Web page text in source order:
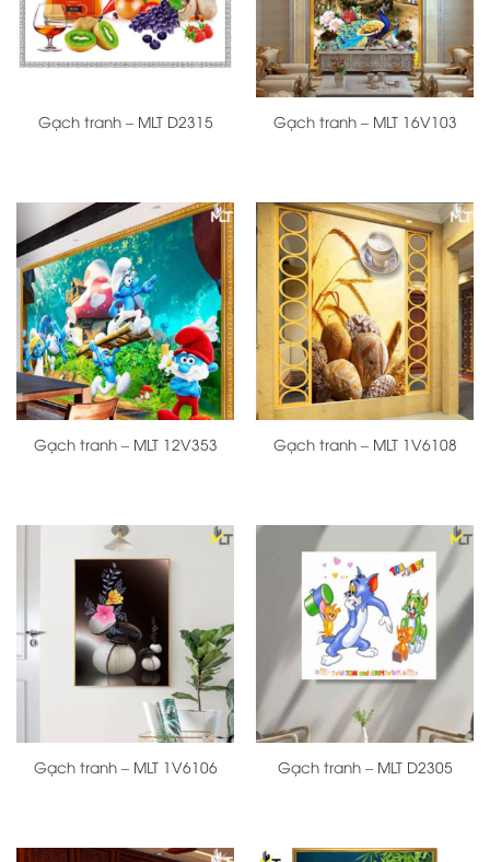
Gạch tranh – MLT D2315 Gạch tranh – MLT 16V103
Gạch tranh – MLT 12V353 Gạch tranh – MLT 1V6108
Gạch tranh – MLT 1V6106 Gạch tranh – MLT D2305